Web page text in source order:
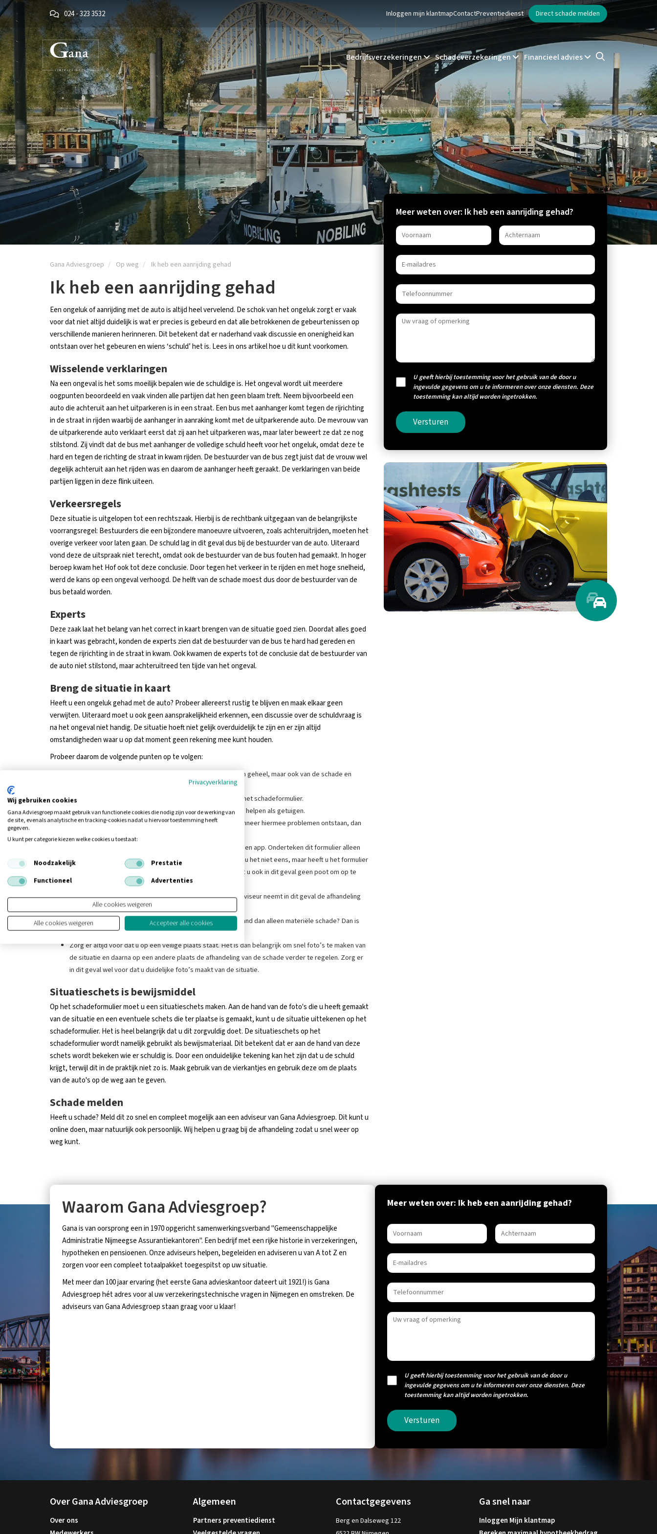
024 - 323 3532 Inloggen mijn klantmapContactPreventiedienst Direct schade melden
Bedrijfsverzekeringen Schadeverzekeringen Financieel advies
Gana Adviesgroep Op weg Ik heb een aanrijding gehad
Ik heb een aanrijding gehad
Een ongeluk of aanrijding met de auto is altijd heel vervelend. De schok van het ongeluk zorgt er vaak
voor dat niet altijd duidelijk is wat er precies is gebeurd en dat alle betrokkenen de gebeurtenissen op
verschillende manieren herinneren. Dit betekent dat er naderhand vaak discussie en onenigheid kan
ontstaan over het gebeuren en wiens ‘schuld’ het is. Lees in ons artikel hoe u dit kunt voorkomen.
Wisselende verklaringen
Na een ongeval is het soms moeilijk bepalen wie de schuldige is. Het ongeval wordt uit meerdere
oogpunten beoordeeld en vaak vinden alle partijen dat hen geen blaam treft. Neem bijvoorbeeld een
auto die achteruit aan het uitparkeren is in een straat. Een bus met aanhanger komt tegen de rijrichting
in de straat in rijden waarbij de aanhanger in aanraking komt met de uitparkerende auto. De mevrouw van
de uitparkerende auto verklaart eerst dat zij aan het uitparkeren was, maar later beweert ze dat ze nog
stilstond. Zij vindt dat de bus met aanhanger de volledige schuld heeft voor het ongeluk, omdat deze te
hard en tegen de richting de straat in kwam rijden. De bestuurder van de bus zegt juist dat de vrouw wel
degelijk achteruit aan het rijden was en daarom de aanhanger heeft geraakt. De verklaringen van beide
partijen liggen in deze flink uiteen.
Verkeersregels
Deze situatie is uitgelopen tot een rechtszaak. Hierbij is de rechtbank uitgegaan van de belangrijkste
voorrangsregel: Bestuurders die een bijzondere manoeuvre uitvoeren, zoals achteruitrijden, moeten het
overige verkeer voor laten gaan. De schuld lag in dit geval dus bij de bestuurder van de auto. Uiteraard
vond deze de uitspraak niet terecht, omdat ook de bestuurder van de bus fouten had gemaakt. In hoger
beroep kwam het Hof ook tot deze conclusie. Door tegen het verkeer in te rijden en met hoge snelheid,
werd de kans op een ongeval verhoogd. De helft van de schade moest dus door de bestuurder van de
bus betaald worden.
Experts
Deze zaak laat het belang van het correct in kaart brengen van de situatie goed zien. Doordat alles goed
in kaart was gebracht, konden de experts zien dat de bestuurder van de bus te hard had gereden en
tegen de rijrichting in de straat in kwam. Ook kwamen de experts tot de conclusie dat de bestuurder van
de auto niet stilstond, maar achteruitreed ten tijde van het ongeval.
Breng de situatie in kaart
Heeft u een ongeluk gehad met de auto? Probeer allereerst rustig te blijven en maak elkaar geen
verwijten. Uiteraard moet u ook geen aansprakelijkheid erkennen, een discussie over de schuldvraag is
na het ongeval niet handig. De situatie hoeft niet gelijk overduidelijk te zijn en er zijn altijd
omstandigheden waar u op dat moment geen rekening mee kunt houden.
Probeer daarom de volgende punten op te volgen:
Maak foto’s van de situatie. Niet alleen van de situatie in zijn geheel, maar ook van de schade en
eventuele brokstukken, glas en zelfs slipsporen.
Maak een situatieschets zodat u deze over kunt nemen op het schadeformulier.
Noteer de gegevens van omstanders die misschien kunnen helpen als getuigen.
Stem er niet mee in om de schade onderling te regelen. Wanneer hiermee problemen ontstaan, dan
heeft u geen poot om op te staan.
Vul samen het Europees schadeformulier in, eventueel via een app. Onderteken dit formulier alleen
wanneer u het eens bent met de ingevulde gegevens. Bent u het niet eens, maar heeft u het formulier
wel ondertekend? Dan kunt u dit niet meer wijzigen en heeft u ook in dit geval geen poot om op te
staan.
Meld de schade gelijk bij uw adviseur of verzekeraar. De adviseur neemt in dit geval de afhandeling
van de schade van u over.
Is er een ernstiger ongeval gebeurd en is er meer aan de hand dan alleen materiële schade? Dan is
het handig om de politie in te schakelen.
Zorg er altijd voor dat u op een veilige plaats staat. Het is dan belangrijk om snel foto’s te maken van
de situatie en daarna op een andere plaats de afhandeling van de schade verder te regelen. Zorg er
in dit geval wel voor dat u duidelijke foto’s maakt van de situatie.
Situatieschets is bewijsmiddel
Op het schadeformulier moet u een situatieschets maken. Aan de hand van de foto's die u heeft gemaakt
van de situatie en een eventuele schets die ter plaatse is gemaakt, kunt u de situatie uittekenen op het
schadeformulier. Het is heel belangrijk dat u dit zorgvuldig doet. De situatieschets op het
schadeformulier wordt namelijk gebruikt als bewijsmateriaal. Dit betekent dat er aan de hand van deze
schets wordt bekeken wie er schuldig is. Door een onduidelijke tekening kan het zijn dat u de schuld
krijgt, terwijl dit in de praktijk niet zo is. Maak gebruik van de vierkantjes en gebruik deze om de plaats
van de auto's op de weg aan te geven.
Schade melden
Heeft u schade? Meld dit zo snel en compleet mogelijk aan een adviseur van Gana Adviesgroep. Dit kunt u
online doen, maar natuurlijk ook persoonlijk. Wij helpen u graag bij de afhandeling zodat u snel weer op
weg kunt.
Meer weten over: Ik heb een aanrijding gehad?
U geeft hierbij toestemming voor het gebruik van de door u
ingevulde gegevens om u te informeren over onze diensten. Deze
toestemming kan altijd worden ingetrokken.
Versturen
Waarom Gana Adviesgroep?
Gana is van oorsprong een in 1970 opgericht samenwerkingsverband "Gemeenschappelijke
Administratie Nijmeegse Assurantiekantoren". Een bedrijf met een rijke historie in verzekeringen,
hypotheken en pensioenen. Onze adviseurs helpen, begeleiden en adviseren u van A tot Z en
zorgen voor een compleet totaalpakket toegespitst op uw situatie.
Met meer dan 100 jaar ervaring (het eerste Gana advieskantoor dateert uit 1921!) is Gana
Adviesgroep hét adres voor al uw verzekeringstechnische vragen in Nijmegen en omstreken. De
adviseurs van Gana Adviesgroep staan graag voor u klaar!
Meer weten over: Ik heb een aanrijding gehad?
U geeft hierbij toestemming voor het gebruik van de door u
ingevulde gegevens om u te informeren over onze diensten. Deze
toestemming kan altijd worden ingetrokken.
Versturen
Over Gana Adviesgroep
Over ons
Algemeen
Partners preventiedienst
Contactgegevens
Berg en Dalseweg 122
Ga snel naar
Inloggen Mijn klantmap
Privacyverklaring
Wij gebruiken cookies
Gana Adviesgroep maakt gebruik van functionele cookies die nodig zijn voor de werking van
de site, evenals analytische en tracking‑cookies nadat u hiervoor toestemming heeft
gegeven.
U kunt per categorie kiezen welke cookies u toestaat:
Noodzakelijk
Prestatie
Functioneel
Advertenties
Alle cookies weigeren
Alle cookies weigeren
Accepteer alle cookies